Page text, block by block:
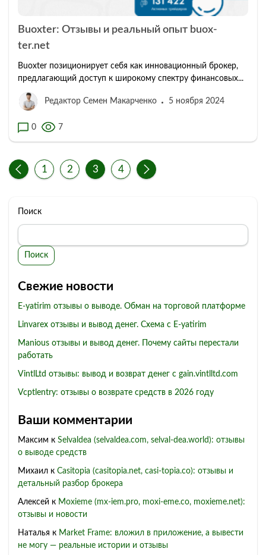
Buoxter: Отзывы и реальный опыт buox-
ter.net
Buoxter позиционирует себя как инновационный брокер,
предлагающий доступ к широкому спектру финансовых...
Редактор Семен Макарченко 5 ноября 2024
0 7
1 2 3 4
Поиск
Поиск
Свежие новости
E-yatirim отзывы о выводе. Обман на торговой платформе
Linvarex отзывы и вывод денег. Схема с E-yatirim
Manious отзывы и вывод денег. Почему сайты перестали
работать
VintlLtd отзывы: вывод и возврат денег с gain.vintlltd.com
Vcptlentry: отзывы о возврате средств в 2026 году
Ваши комментарии
Максим к Selvaldea (selvaldea.com, selval-dea.world): отзывы
о выводе средств
Михаил к Casitopia (casitopia.net, casi-topia.co): отзывы и
детальный разбор брокера
Алексей к Moxieme (mx-iem.pro, moxi-eme.co, moxieme.net):
отзывы и новости
Наталья к Market Frame: вложил в приложение, а вывести
не могу — реальные истории и отзывы